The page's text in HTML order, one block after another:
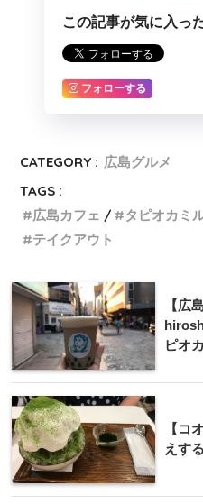
この記事が気に入っ
フォローする
CATEGORY : 広島グルメ
TAGS :
広島カフェ
タピオカミ
テイクアウト
【広
ピオ
【コ
えす